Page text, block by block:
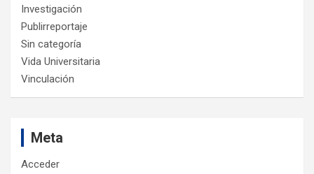
Investigación
Publirreportaje
Sin categoría
Vida Universitaria
Vinculación
Meta
Acceder